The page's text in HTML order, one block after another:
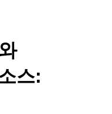
스: